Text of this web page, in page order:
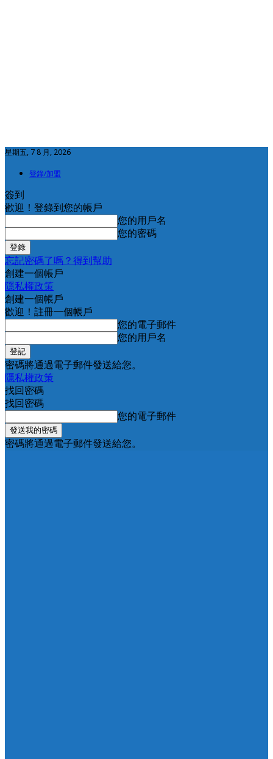
星期五, 7 8 月, 2026
登錄/加盟
簽到
歡迎！登錄到您的帳戶
您的用戶名
您的密碼
忘記密碼了嗎？得到幫助
創建一個帳戶
隱私權政策
創建一個帳戶
歡迎！註冊一個帳戶
您的電子郵件
您的用戶名
密碼將通過電子郵件發送給您。
隱私權政策
找回密碼
找回密碼
您的電子郵件
密碼將通過電子郵件發送給您。